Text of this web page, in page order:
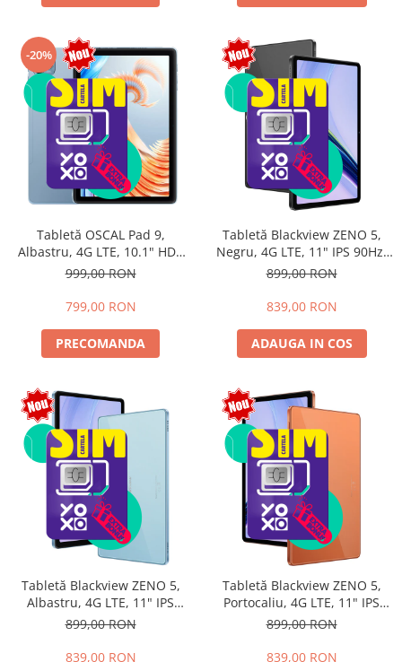
-20%
Tabletă OSCAL Pad 9,
Albastru, 4G LTE, 10.1" HD+
IPS, 12GB RAM (4GB + 8GB
15, 7700mAh, Dual SIM
999,00 RON
799,00 RON
PRECOMANDA
Tabletă Blackview ZENO 5,
Negru, 4G LTE, 11" IPS 90Hz,
12GB RAM (3GB + 9GB
16, Unisoc T7250, 8300mAh,
SIM
899,00 RON
839,00 RON
ADAUGA IN COS
Tabletă Blackview ZENO 5,
Albastru, 4G LTE, 11" IPS
90Hz, 12GB RAM (3GB + 9GB
16, Unisoc T7250, 8300mAh,
899,00 RON
839,00 RON
Tabletă Blackview ZENO 5,
Portocaliu, 4G LTE, 11" IPS
90Hz, 12GB RAM (3GB + 9GB
16, Unisoc T7250, 8300mAh,
899,00 RON
839,00 RON